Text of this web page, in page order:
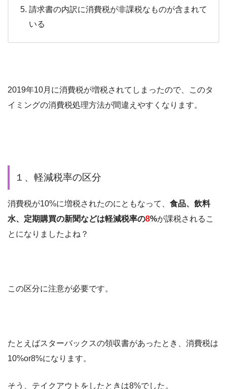
請求書の内訳に消費税が非課税なものが含まれて
いる
2019年10月に消費税が増税されてしまったので、このタ
イミングの消費税処理方法が間違えやすくなります。
１、 軽減税率の区分
消費税が10%に増税されたのにともなって、 食品、飲料
水、定期購買の新聞などは軽減税率の8%が課税されるこ
とになりましたよね？
この区分に注意が必要です。
たとえばスターバックスの領収書があったとき、消費税は
10%or8%になります。
そう、テイクアウトをしたときは8%でした。